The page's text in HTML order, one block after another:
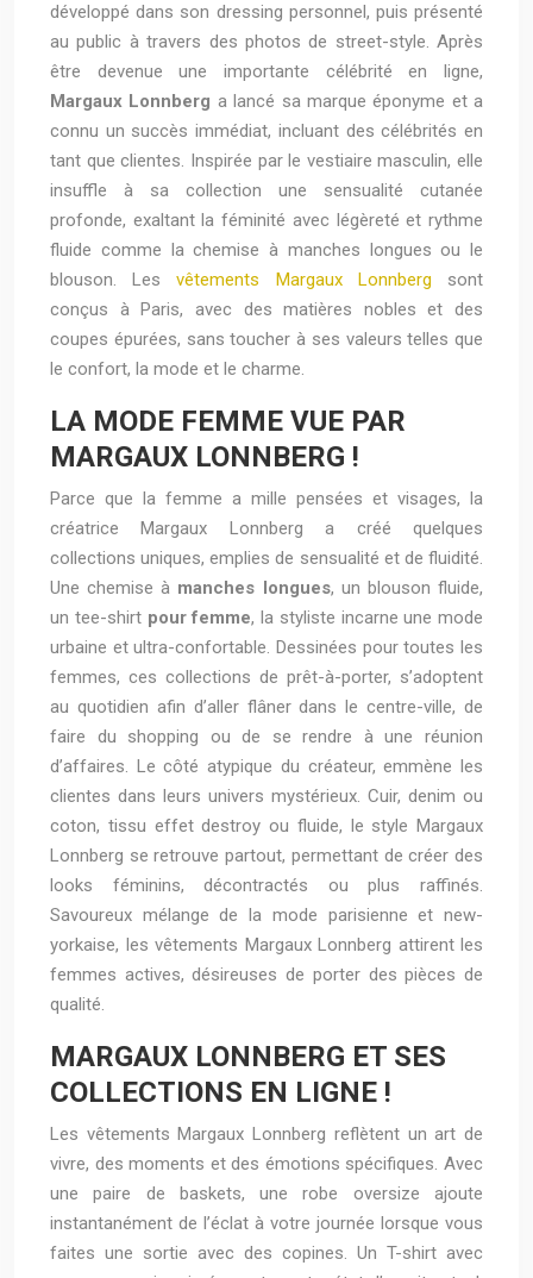
développé dans son dressing personnel, puis présenté
au public à travers des photos de street-style. Après
être devenue une importante célébrité en ligne,
Margaux Lonnberg a lancé sa marque éponyme et a
connu un succès immédiat, incluant des célébrités en
tant que clientes. Inspirée par le vestiaire masculin, elle
insuffle à sa collection une sensualité cutanée
profonde, exaltant la féminité avec légèreté et rythme
fluide comme la chemise à manches longues ou le
blouson. Lesvêtements Margaux Lonnberg sont
conçus à Paris, avec des matières nobles et des
coupes épurées, sans toucher à ses valeurs telles que
le confort, la mode et le charme.
LA MODE FEMME VUE PAR
MARGAUX LONNBERG !
Parce que la femme a mille pensées et visages, la
créatrice Margaux Lonnberg a créé quelques
collections uniques, emplies de sensualité et de fluidité.
Une chemise à manches longues, un blouson fluide,
un tee-shirt pour femme, la styliste incarne une mode
urbaine et ultra-confortable. Dessinées pour toutes les
femmes, ces collections de prêt-à-porter, s’adoptent
au quotidien afin d’aller flâner dans le centre-ville, de
faire du shopping ou de se rendre à une réunion
d’affaires. Le côté atypique du créateur, emmène les
clientes dans leurs univers mystérieux. Cuir, denim ou
coton, tissu effet destroy ou fluide, le style Margaux
Lonnberg se retrouve partout, permettant de créer des
looks féminins, décontractés ou plus raffinés.
Savoureux mélange de la mode parisienne et new-
yorkaise, les vêtements Margaux Lonnberg attirent les
femmes actives, désireuses de porter des pièces de
qualité.
MARGAUX LONNBERG ET SES
COLLECTIONS EN LIGNE !
Les vêtements Margaux Lonnberg reflètent un art de
vivre, des moments et des émotions spécifiques. Avec
une paire de baskets, une robe oversize ajoute
instantanément de l’éclat à votre journée lorsque vous
faites une sortie avec des copines. Un T-shirt avec